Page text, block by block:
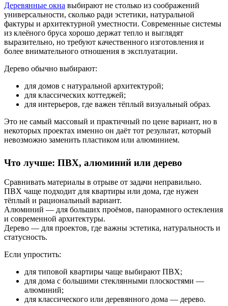
Деревянные окна выбирают не столько из соображений
универсальности, сколько ради эстетики, натуральной
фактуры и архитектурной уместности. Современные системы
из клеёного бруса хорошо держат тепло и выглядят
выразительно, но требуют качественного изготовления и
более внимательного отношения в эксплуатации.
Дерево обычно выбирают:
для домов с натуральной архитектурой;
для классических коттеджей;
для интерьеров, где важен тёплый визуальный образ.
Это не самый массовый и практичный по цене вариант, но в
некоторых проектах именно он даёт тот результат, который
невозможно заменить пластиком или алюминием.
Что лучше: ПВХ, алюминий или дерево
Сравнивать материалы в отрыве от задачи неправильно.
ПВХ чаще подходит для квартиры или дома, где нужен
тёплый и рациональный вариант.
Алюминий — для больших проёмов, панорамного остекления
и современной архитектуры.
Дерево — для проектов, где важны эстетика, натуральность и
статусность.
Если упростить:
для типовой квартиры чаще выбирают ПВХ;
для дома с большими стеклянными плоскостями —
алюминий;
для классического или деревянного дома — дерево.